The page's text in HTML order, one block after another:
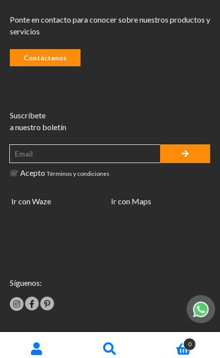
0
Ponte en contacto para conocer sobre nuestros productos y
servicios
Contáctenos
Suscríbete
a nuestro boletín
Acepto Términos y condiciones
Ir con Waze Ir con Maps
Síguenos:
Términos y condiciones